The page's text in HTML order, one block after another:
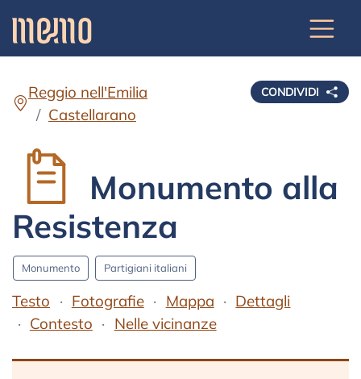
CONDIVIDI
Reggio nell'Emilia
Castellarano
Monumento alla
Resistenza
Monumento Partigiani italiani
Testo Fotografie Mappa
Dettagli
Contesto
Nelle vicinanze